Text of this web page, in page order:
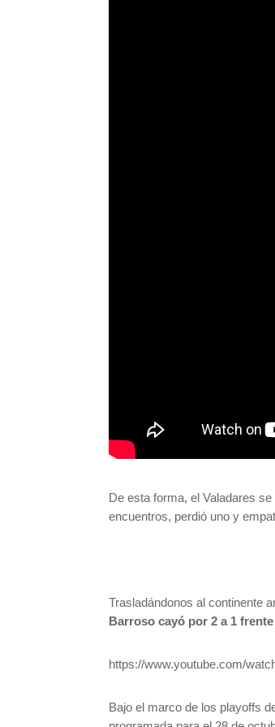
De esta forma, el Valadares
encuentros, perdió uno y
Trasladándonos al continente
Barroso cayó por 2 a 1
https://www.youtube.com/
Bajo el marco de los playoffs